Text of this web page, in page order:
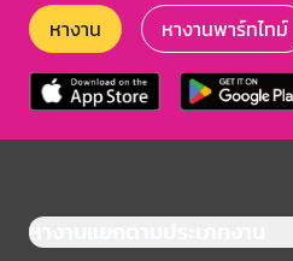
หางาน หางานพาร์ทไทม์
หางานแยกตามประเภทงาน